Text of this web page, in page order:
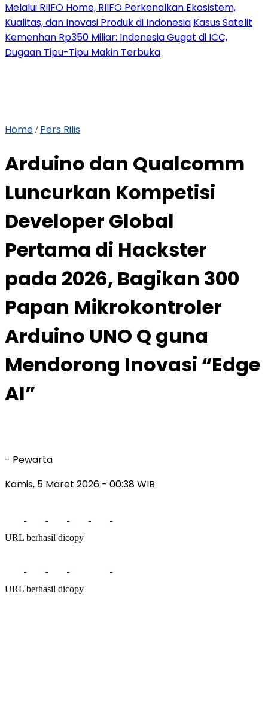
Melalui RIIFO Home, RIIFO Perkenalkan Ekosistem,
Kualitas, dan Inovasi Produk di Indonesia Kasus Satelit
Kemenhan Rp350 Miliar: Indonesia Gugat di ICC,
Dugaan Tipu-Tipu Makin Terbuka
Home / Pers Rilis
Arduino dan Qualcomm
Luncurkan Kompetisi
Developer Global
Pertama di Hackster
pada 2026, Bagikan 300
Papan Mikrokontroler
Arduino UNO Q guna
Mendorong Inovasi “Edge
AI”
- Pewarta
Kamis, 5 Maret 2026 - 00:38 WIB
URL berhasil dicopy
URL berhasil dicopy